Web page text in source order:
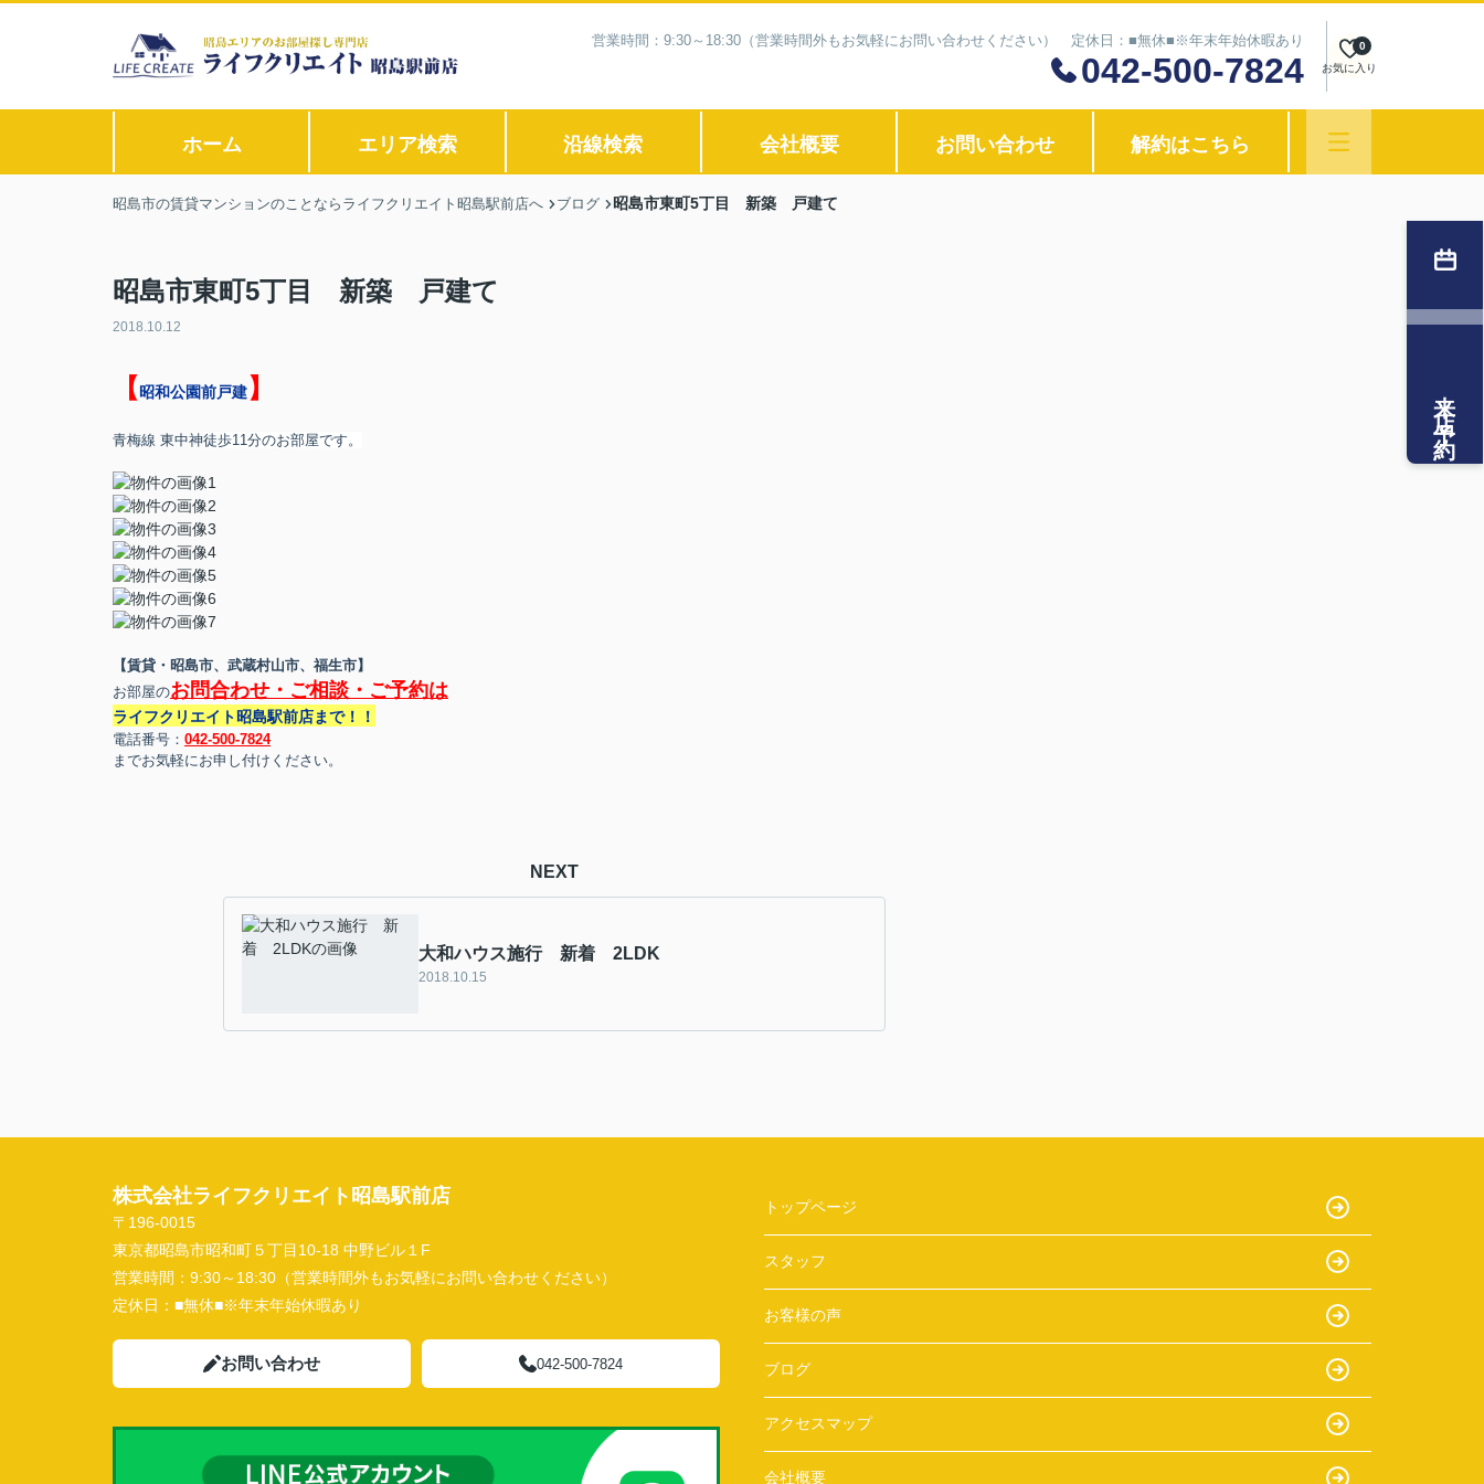
営業時間：9:30～18:30（営業時間外もお気軽にお問い合わせください） 定休日：■無休■※年末年始休暇あり
042-500-7824 お気に入り
0
ホーム エリア検索 沿線検索 会社概要 お問い合わせ 解約はこちら
昭島市の賃貸マンションのことならライフクリエイト昭島駅前店へ ブログ 昭島市東町5丁目 新築 戸建て
昭島市東町5丁目 新築 戸建て
2018.10.12
【 昭和公園前戸建 】
青梅線 東中神徒歩11分のお部屋です。
【賃貸・昭島市、武蔵村山市、福生市】
お部屋のお問合わせ・ご相談・ご予約は
ライフクリエイト昭島駅前店まで！！
電話番号： 042-500-7824
までお気軽にお申し付けください。
NEXT
大和ハウス施行 新着 2LDK
2018.10.15
来店予約
株式会社ライフクリエイト昭島駅前店
〒196-0015
東京都昭島市昭和町５丁目10-18 中野ビル１F
営業時間： 9:30～18:30（営業時間外もお気軽にお問い合わせください）
定休日： ■無休■※年末年始休暇あり
お問い合わせ 042-500-7824
トップページ
スタッフ
お客様の声
ブログ
アクセスマップ
会社概要